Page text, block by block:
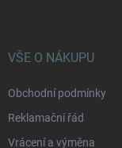
VŠE O NÁKUPU
Obchodní podmínky
Reklamační řád
Vrácení a výměna